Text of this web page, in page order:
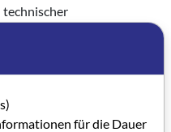
technischer
Für einzelne
Zugang zu einer
für die Dauer